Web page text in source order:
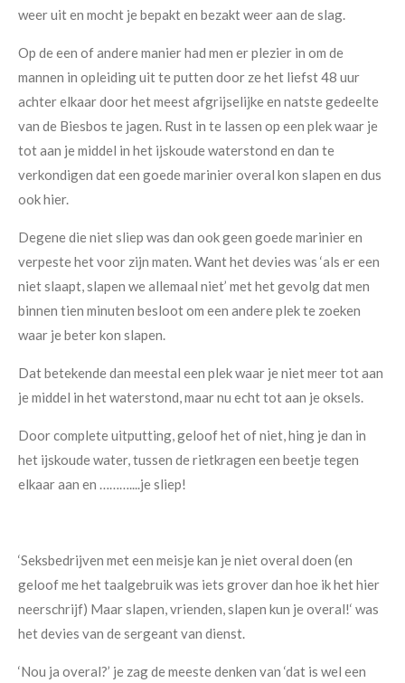
weer uit en mocht je bepakt en bezakt weer aan de slag.
Op de een of andere manier had men er plezier in om de
mannen in opleiding uit te putten door ze het liefst 48 uur
achter elkaar door het meest afgrijselijke en natste gedeelte
van de Biesbos te jagen. Rust in te lassen op een plek waar je
tot aan je middel in het ijskoude waterstond en dan te
verkondigen dat een goede marinier overal kon slapen en dus
ook hier.
Degene die niet sliep was dan ook geen goede marinier en
verpeste het voor zijn maten. Want het devies was ‘als er een
niet slaapt, slapen we allemaal niet’ met het gevolg dat men
binnen tien minuten besloot om een andere plek te zoeken
waar je beter kon slapen.
Dat betekende dan meestal een plek waar je niet meer tot aan
je middel in het waterstond, maar nu echt tot aan je oksels.
Door complete uitputting, geloof het of niet, hing je dan in
het ijskoude water, tussen de rietkragen een beetje tegen
elkaar aan en ………....je sliep!
‘Seksbedrijven met een meisje kan je niet overal doen (en
geloof me het taalgebruik was iets grover dan hoe ik het hier
neerschrijf) Maar slapen, vrienden, slapen kun je overal!‘ was
het devies van de sergeant van dienst.
‘Nou ja overal?’ je zag de meeste denken van ‘dat is wel een